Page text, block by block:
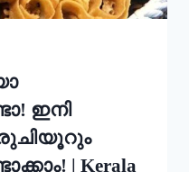
ഇനി
| Kerala